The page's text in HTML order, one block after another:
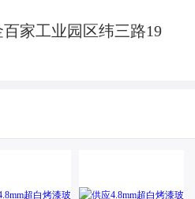
家工业园区纬三路19